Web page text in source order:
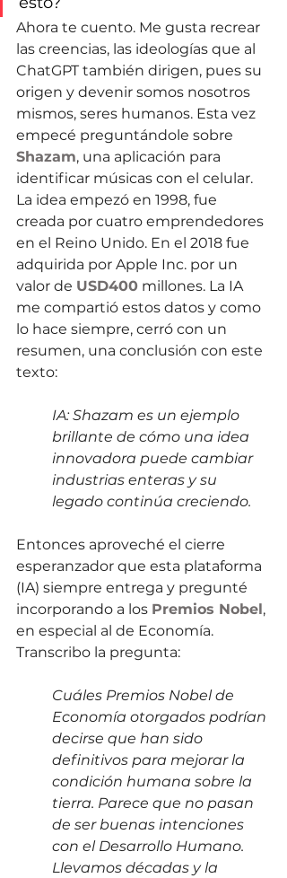
Ahora te cuento. Me gusta recrear
las creencias, las ideologías que al
ChatGPT también dirigen, pues su
origen y devenir somos nosotros
mismos, seres humanos. Esta vez
empecé preguntándole sobre
Shazam, una aplicación para
identificar músicas con el celular.
La idea empezó en 1998, fue
creada por cuatro emprendedores
en el Reino Unido. En el 2018 fue
adquirida por Apple Inc. por un
valor de USD400 millones. La IA
me compartió estos datos y como
lo hace siempre, cerró con un
resumen, una conclusión con este
texto:
IA: Shazam es un ejemplo
brillante de cómo una idea
innovadora puede cambiar
industrias enteras y su
legado continúa creciendo.
Entonces aproveché el cierre
esperanzador que esta plataforma
(IA) siempre entrega y pregunté
incorporando a los Premios Nobel ,
en especial al de Economía.
Transcribo la pregunta:
Cuáles Premios Nobel de
Economía otorgados podrían
decirse que han sido
definitivos para mejorar la
condición humana sobre la
tierra. Parece que no pasan
de ser buenas intenciones
con el Desarrollo Humano.
Llevamos décadas y la